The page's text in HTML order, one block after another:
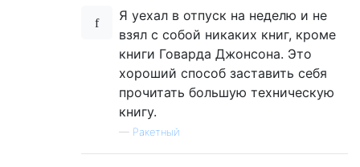
Я уехал в отпуск на неделю и не
взял с собой никаких книг, кроме
книги Говарда Джонсона. Это
хороший способ заставить себя
прочитать большую техническую
книгу.
— Ракетный